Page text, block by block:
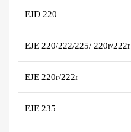
EJD 220
EJE 220/222/225/ 220r/222r
EJE 220r/222r
EJE 235